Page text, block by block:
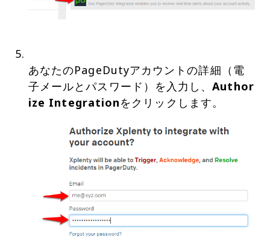
あなたのPageDutyアカウントの詳細（電
子メールとパスワード）を入力し、Author
ize Integration